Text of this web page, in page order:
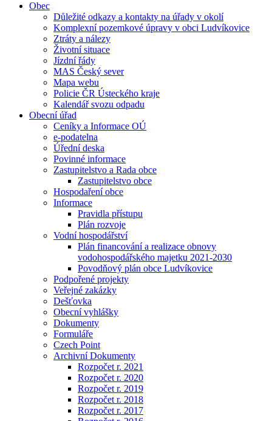
Obec
Důležité odkazy a kontakty na úřady v okolí
Komplexní pozemkové úpravy v obci Ludvíkovice
Ztráty a nálezy
Životní situace
Jízdní řády
MAS Český sever
Mapa webu
Policie ČR Ústeckého kraje
Kalendář svozu odpadu
Obecní úřad
Ceníky a Informace OÚ
e-podatelna
Úřední deska
Povinné informace
Zastupitelstvo a Rada obce
Zastupitelstvo obce
Hospodaření obce
Informace
Pravidla přístupu
Plán rozvoje
Vodní hospodářství
Plán financování a realizace obnovy
vodohospodářského majetku 2021-2030
Povodňový plán obce Ludvíkovice
Podpořené projekty
Veřejné zakázky
Dešťovka
Obecní vyhlášky
Dokumenty
Formuláře
Czech Point
Archivní Dokumenty
Rozpočet r. 2021
Rozpočet r. 2020
Rozpočet r. 2019
Rozpočet r. 2018
Rozpočet r. 2017